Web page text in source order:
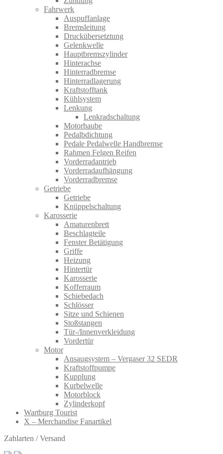
Fahrwerk
Auspuffanlage
Bremsleitung
Druckübersetztung
Gelenkwelle
Hauptbremszylinder
Hinterachse
Hinterradbremse
Hinterradlagerung
Kraftstofftank
Kühlsystem
Lenkung
Lenkradschaltung
Motorhaube
Pedalbdichtung
Pedale Pedalwelle Handbremse
Rahmen Felgen Reifen
Vorderradantrieb
Vorderradaufhängung
Vorderradbremse
Getriebe
Getriebe
Knüppelschaltung
Karosserie
Amaturenbrett
Beschlagteile
Fenster Betätigung
Griffe
Heizung
Hintertür
Karosserie
Kofferraum
Schiebedach
Schlösser
Sitze und Schienen
Stoßstangen
Tür-/Innenverkleidung
Vordertür
Motor
Ansaugsystem – Vergaser 32 SEDR
Kraftstoffpumpe
Kupplung
Kurbelwelle
Motorblock
Zylinderkopf
Wartburg Tourist
X – Merchandise Fanartikel
Zahlarten / Versand